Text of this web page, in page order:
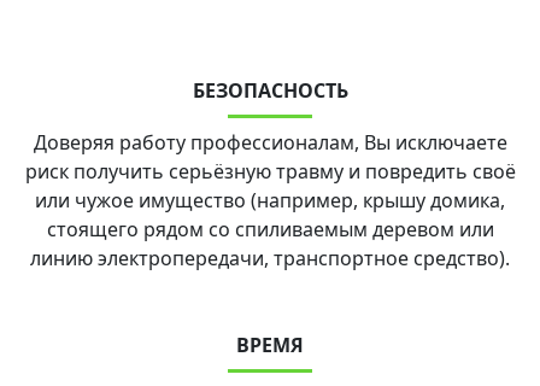
БЕЗОПАСНОСТЬ
Доверяя работу профессионалам, Вы исключаете
риск получить серьёзную травму и повредить своё
или чужое имущество (например, крышу домика,
стоящего рядом со спиливаемым деревом или
линию электропередачи, транспортное средство).
ВРЕМЯ